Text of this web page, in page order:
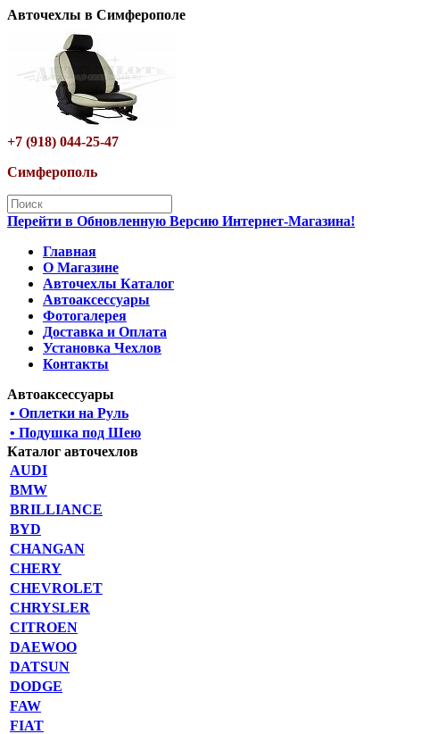
Авточехлы в Симферополе
+7 (918) 044-25-47
Симферополь
Перейти в Обновленную Версию Интернет-Магазина!
Главная
О Магазине
Авточехлы Каталог
Автоаксессуары
Фотогалерея
Доставка и Оплата
Установка Чехлов
Контакты
Автоаксессуары
• Оплетки на Руль
• Подушка под Шею
Каталог авточехлов
AUDI
BMW
BRILLIANCE
BYD
CHANGAN
CHERY
CHEVROLET
CHRYSLER
CITROEN
DAEWOO
DATSUN
DODGE
FAW
FIAT